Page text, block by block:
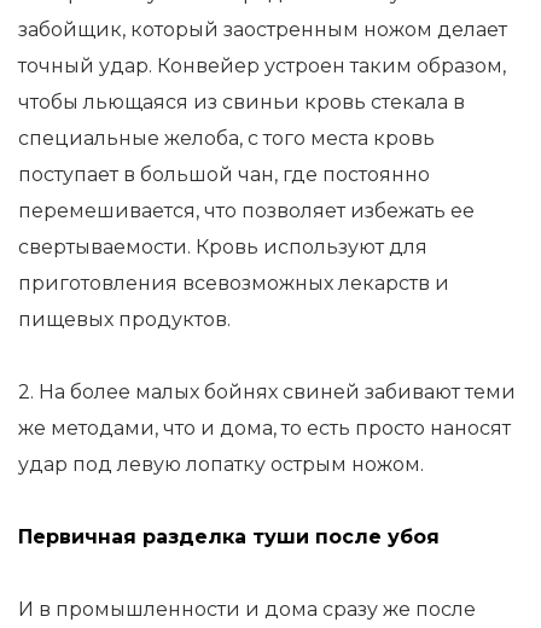
забойщик, который заостренным ножом делает
точный удар. Конвейер устроен таким образом,
чтобы льющаяся из свиньи кровь стекала в
специальные желоба, с того места кровь
поступает в большой чан, где постоянно
перемешивается, что позволяет избежать ее
свертываемости. Кровь используют для
приготовления всевозможных лекарств и
пищевых продуктов.
2. На более малых бойнях свиней забивают теми
же методами, что и дома, то есть просто наносят
удар под левую лопатку острым ножом.
Первичная разделка туши после убоя
И в промышленности и дома сразу же после